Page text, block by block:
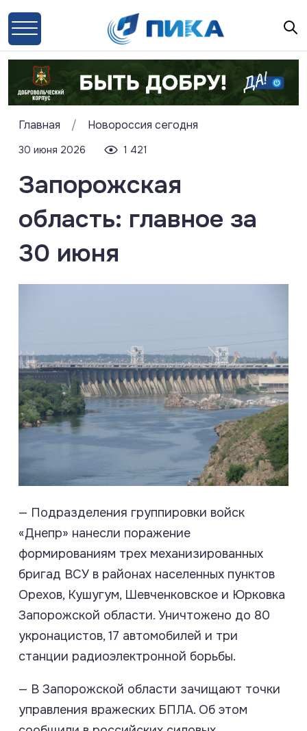
Главная / Новороссия сегодня
30 июня 2026 1 421
Запорожская
область: главное за
30 июня
— Подразделения группировки войск
«Днепр» нанесли поражение
формированиям трех механизированных
бригад ВСУ в районах населенных пунктов
Орехов, Кушугум, Шевченковское и Юрковка
Запорожской области. Уничтожено до 80
укронацистов, 17 автомобилей и три
станции радиоэлектронной борьбы.
— В Запорожской области зачищают точки
управления вражеских БПЛА. Об этом